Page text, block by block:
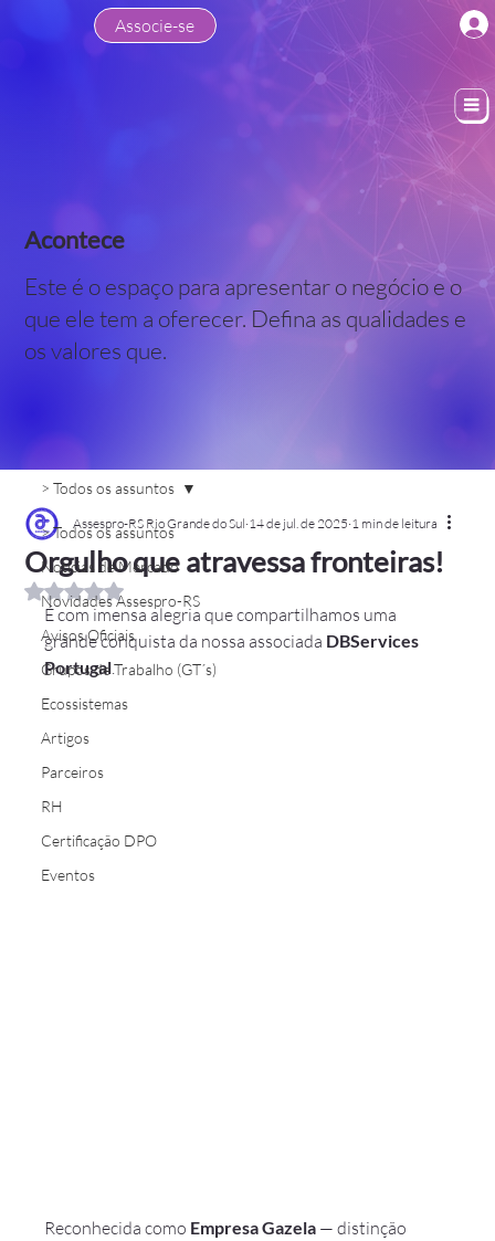
Associe-se
Acontece
Este é o espaço para apresentar o negócio e o
que ele tem a oferecer. Defina as qualidades e
os valores que.
> Todos os assuntos
Notícias de Mercado
Novidades Assespro-RS
Avisos Oficiais
Grupos de Trabalho (GT´s)
Ecossistemas
Artigos
Parceiros
RH
Certificação DPO
Eventos
> Todos os assuntos
Orgulho que atravessa fronteiras!
Assespro-RS Rio Grande do Sul 14 de jul. de 2025 1 min de leitura
Avaliado com NaN de 5 estrelas.
É com imensa alegria que compartilhamos uma
grande conquista da nossa associada DBServices
Portugal.
Reconhecida como Empresa Gazela — distinção